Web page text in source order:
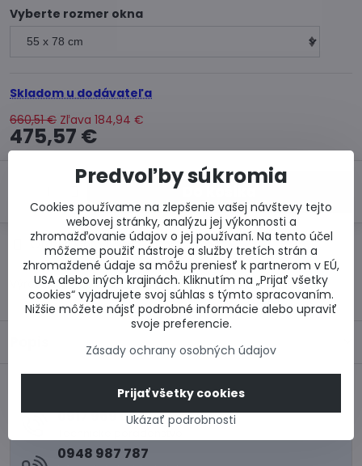
Vyberte rozmer okna
Skladom u dodávateľa
660,51 € Zľava 184,94 €
475,57 €
Otázka k produktu Doručenia
Výrobca:
0917 969 003
0948 987 787
Predvoľby súkromia
Cookies používame na zlepšenie vašej návštevy tejto
webovej stránky, analýzu jej výkonnosti a
zhromažďovanie údajov o jej používaní. Na tento účel
môžeme použiť nástroje a služby tretích strán a
zhromaždené údaje sa môžu preniesť k partnerom v EÚ,
USA alebo iných krajinách. Kliknutím na „Prijať všetky
cookies“ vyjadrujete svoj súhlas s týmto spracovaním.
Nižšie môžete nájsť podrobné informácie alebo upraviť
svoje preferencie.
Zásady ochrany osobných údajov
Ukázať podrobnosti
Prijať všetky cookies